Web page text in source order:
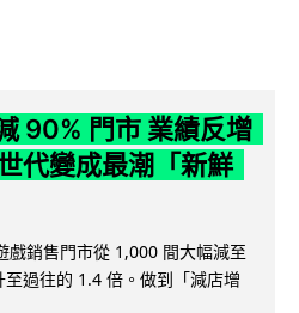
90% 門市 業績反增
代變成最潮「新鮮
戲銷售門市從 1,000 間大幅減至
過往的 1.4 倍。做到「減店增